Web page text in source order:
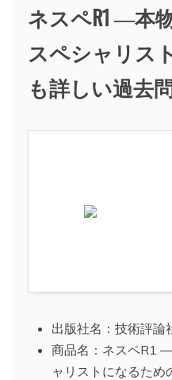
ネスペR1 ―本
スペシャリス
も詳しい過去
出版社名：技術評論
商品名：ネスペR1
ャリストになるため